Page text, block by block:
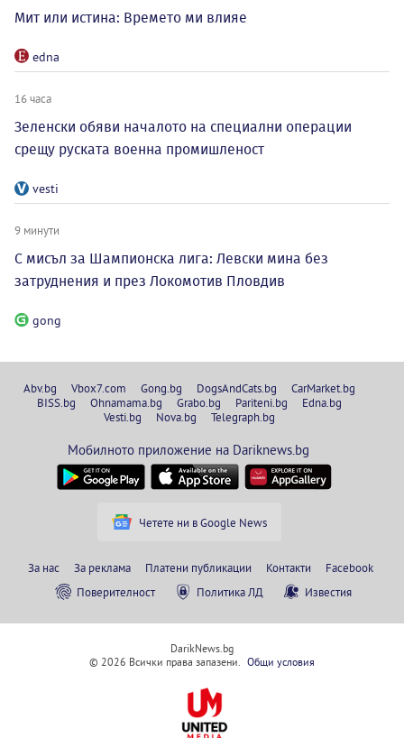
Мит или истина: Времето ми влияе
edna
16 часа
Зеленски обяви началото на специални операции
срещу руската военна промишленост
vesti
9 минути
С мисъл за Шампионска лига: Левски мина без
затруднения и през Локомотив Пловдив
gong
Abv.bg Vbox7.com Gong.bg DogsAndCats.bg
CarMarket.bg
BISS.bg
Ohnamama.bg Grabo.bg Pariteni.bg
Edna.bg
Vesti.bg
Nova.bg Telegraph.bg
Мобилното приложение на Dariknews.bg
Четете ни в Google News
За нас За реклама Платени публикации Контакти
Facebook
Поверителност
Политика ЛД Известия
DarikNews.bg
© 2026 Всички права запазени. Общи условия